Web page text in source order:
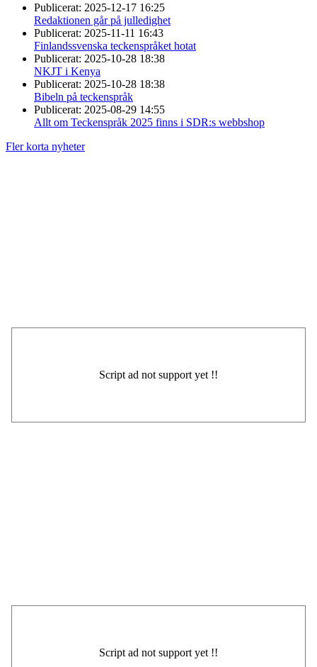
Publicerat: 2025-12-17 16:25
Redaktionen går på julledighet
Publicerat: 2025-11-11 16:43
Finlandssvenska teckenspråket hotat
Publicerat: 2025-10-28 18:38
NKJT i Kenya
Publicerat: 2025-10-28 18:38
Bibeln på teckenspråk
Publicerat: 2025-08-29 14:55
Allt om Teckenspråk 2025 finns i SDR:s webbshop
Fler korta nyheter